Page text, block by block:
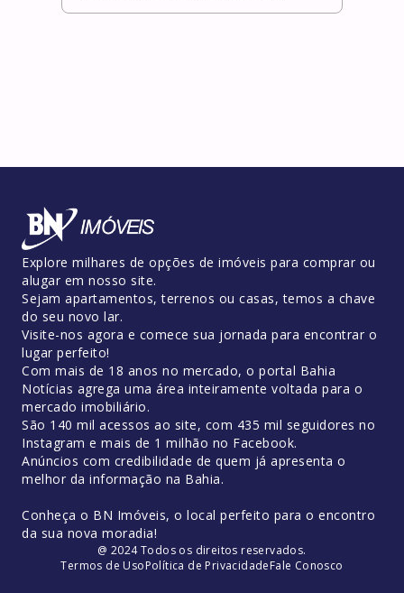
Explore milhares de opções de imóveis para comprar ou
alugar em nosso site.
Sejam apartamentos, terrenos ou casas, temos a chave
do seu novo lar.
Visite-nos agora e comece sua jornada para encontrar o
lugar perfeito!
Com mais de 18 anos no mercado, o portal Bahia
Notícias agrega uma área inteiramente voltada para o
mercado imobiliário.
São 140 mil acessos ao site, com 435 mil seguidores no
Instagram e mais de 1 milhão no Facebook.
Anúncios com credibilidade de quem já apresenta o
melhor da informação na Bahia.
Conheça o BN Imóveis, o local perfeito para o encontro
da sua nova moradia!
@ 2024 Todos os direitos reservados.
Termos de UsoPolítica de PrivacidadeFale Conosco